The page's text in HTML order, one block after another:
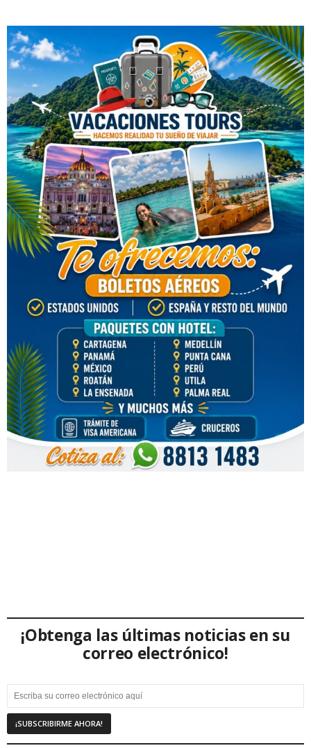
¡Obtenga las últimas noticias en su
correo electrónico!